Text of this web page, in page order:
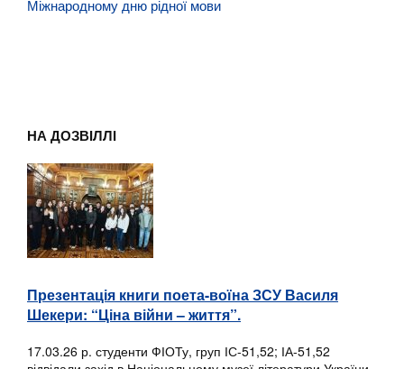
Міжнародному дню рідної мови
НА ДОЗВІЛЛІ
Презентація книги поета-воїна ЗСУ Василя
Шекери: “Ціна війни – життя”.
17.03.26 р. студенти ФІОТу, груп ІС-51,52; ІА-51,52